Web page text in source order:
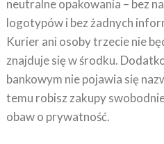
logotypów i bez żadnych
Kurier ani osoby trzecie nie
znajduje się w środku.
bankowym nie pojawia się
temu robisz zakupy
obaw o prywatność.